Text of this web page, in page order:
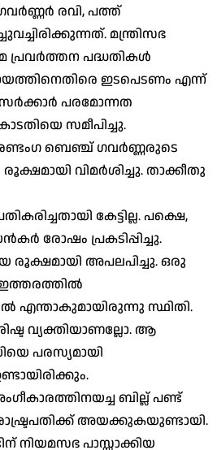
ഗവര്‍ണ്ണര്‍ രവി, പത്ത്
മന്ത്രിസഭ
പ്രവര്‍ത്തന പദ്ധതികള്‍
ഇടപെടണം എന്ന്
പരമോന്നത
സമീപിച്ചു.
ബെഞ്ച് ഗവര്‍ണ്ണരുടെ
വിമര്‍ശിച്ചു. താക്കീതു
കേട്ടില്ല. പക്ഷെ,
രോഷം പ്രകടിപ്പിച്ചു.
രൂക്ഷമായി അപലപിച്ചു. ഒരു
എന്താകുമായിരുന്നു സ്ഥിതി.
വ്യക്തിയാണല്ലോ. ആ
പരസ്യമായി
ബില്ല് പണ്ട്
അയക്കുകയുണ്ടായി.
നിയമസഭ പാസ്സാക്കിയ